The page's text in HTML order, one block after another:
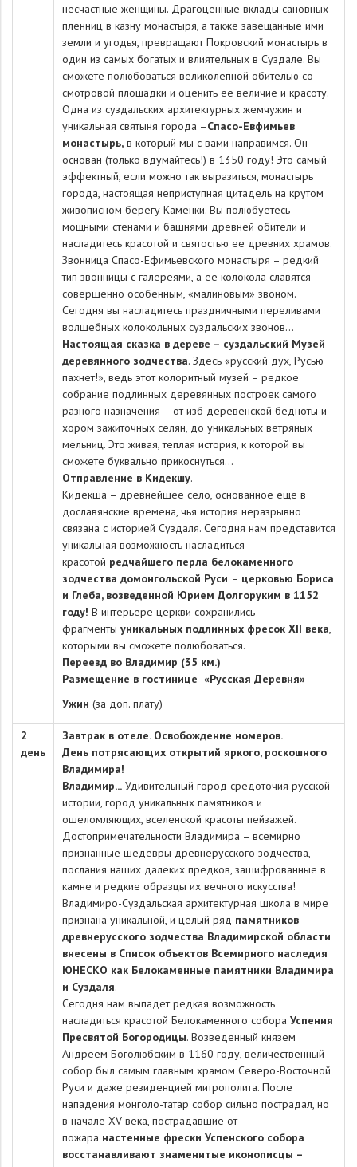
несчастные женщины. Драгоценные вклады сановных
пленниц в казну монастыря, а также завещанные ими
земли и угодья, превращают Покровский монастырь в
один из самых богатых и влиятельных в Суздале. Вы
сможете полюбоваться великолепной обителью со
смотровой площадки и оценить ее величие и красоту.
Одна из суздальских архитектурных жемчужин и
уникальная святыня города –Спасо-Евфимьев
монастырь, в который мы с вами направимся. Он
основан (только вдумайтесь!) в 1350 году! Это самый
эффектный, если можно так выразиться, монастырь
города, настоящая неприступная цитадель на крутом
живописном берегу Каменки. Вы полюбуетесь
мощными стенами и башнями древней обители и
насладитесь красотой и святостью ее древних храмов.
Звонница Спасо-Ефимьевского монастыря – редкий
тип звонницы с галереями, а ее колокола славятся
совершенно особенным, «малиновым» звоном.
Сегодня вы насладитесь праздничными переливами
волшебных колокольных суздальских звонов…
Настоящая сказка в дереве – суздальский Музей
деревянного зодчества. Здесь «русский дух, Русью
пахнет!», ведь этот колоритный музей – редкое
собрание подлинных деревянных построек самого
разного назначения – от изб деревенской бедноты и
хором зажиточных селян, до уникальных ветряных
мельниц. Это живая, теплая история, к которой вы
сможете буквально прикоснуться…
Отправление в Кидекшу.
Кидекша – древнейшее село, основанное еще в
дославянские времена, чья история неразрывно
связана с историей Суздаля. Сегодня нам представится
уникальная возможность насладиться
красотой редчайшего перла белокаменного
зодчества домонгольской Руси – церковью Бориса
и Глеба, возведенной Юрием Долгоруким в 1152
году! В интерьере церкви сохранились
фрагменты уникальных подлинных фресок XII века,
которыми вы сможете полюбоваться.
Переезд во Владимир (35 км.)
Размещение в гостинице «Русская Деревня»
Ужин (за доп. плату)
2
день
Завтрак в отеле. Освобождение номеров.
День потрясающих открытий яркого, роскошного
Владимира!
Владимир... Удивительный город средоточия русской
истории, город уникальных памятников и
ошеломляющих, вселенской красоты пейзажей.
Достопримечательности Владимира – всемирно
признанные шедевры древнерусского зодчества,
послания наших далеких предков, зашифрованные в
камне и редкие образцы их вечного искусства!
Владимиро-Суздальская архитектурная школа в мире
признана уникальной, и целый ряд памятников
древнерусского зодчества Владимирской области
внесены в Список объектов Всемирного наследия
ЮНЕСКО как Белокаменные памятники Владимира
и Суздаля.
Сегодня нам выпадет редкая возможность
насладиться красотой Белокаменного собора Успения
Пресвятой Богородицы. Возведенный князем
Андреем Боголюбским в 1160 году, величественный
собор был самым главным храмом Северо-Восточной
Руси и даже резиденцией митрополита. После
нападения монголо-татар собор сильно пострадал, но
в начале XV века, пострадавшие от
пожара настенные фрески Успенского собора
восстанавливают знаменитые иконописцы –